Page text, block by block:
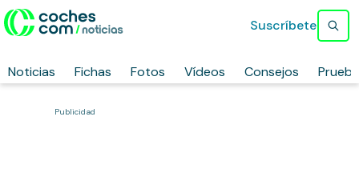
Noticias Fichas Fotos Vídeos Consejos
Suscríbete
Publicidad